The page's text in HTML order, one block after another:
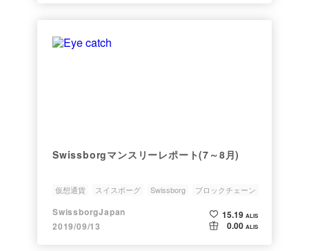
Swissborgマンスリーレポート(7～8月)
仮想通貨 スイスボーグ Swissborg
ブロックチェーン
cryptocurrency
SwissborgJapan
2019/09/13
15.19 ALIS
0.00 ALIS